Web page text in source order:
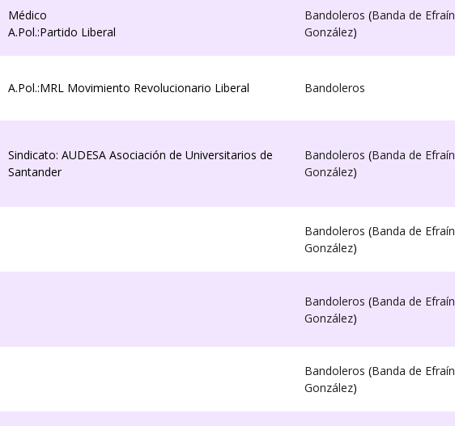
Médico
A.Pol.:Partido Liberal
Bandoleros (Banda de Efraín
González)
A.Pol.:MRL Movimiento Revolucionario Liberal Bandoleros
Sindicato: AUDESA Asociación de Universitarios de
Santander
Bandoleros (Banda de Efraín
González)
Bandoleros (Banda de Efraín
González)
Bandoleros (Banda de Efraín
González)
Bandoleros (Banda de Efraín
González)